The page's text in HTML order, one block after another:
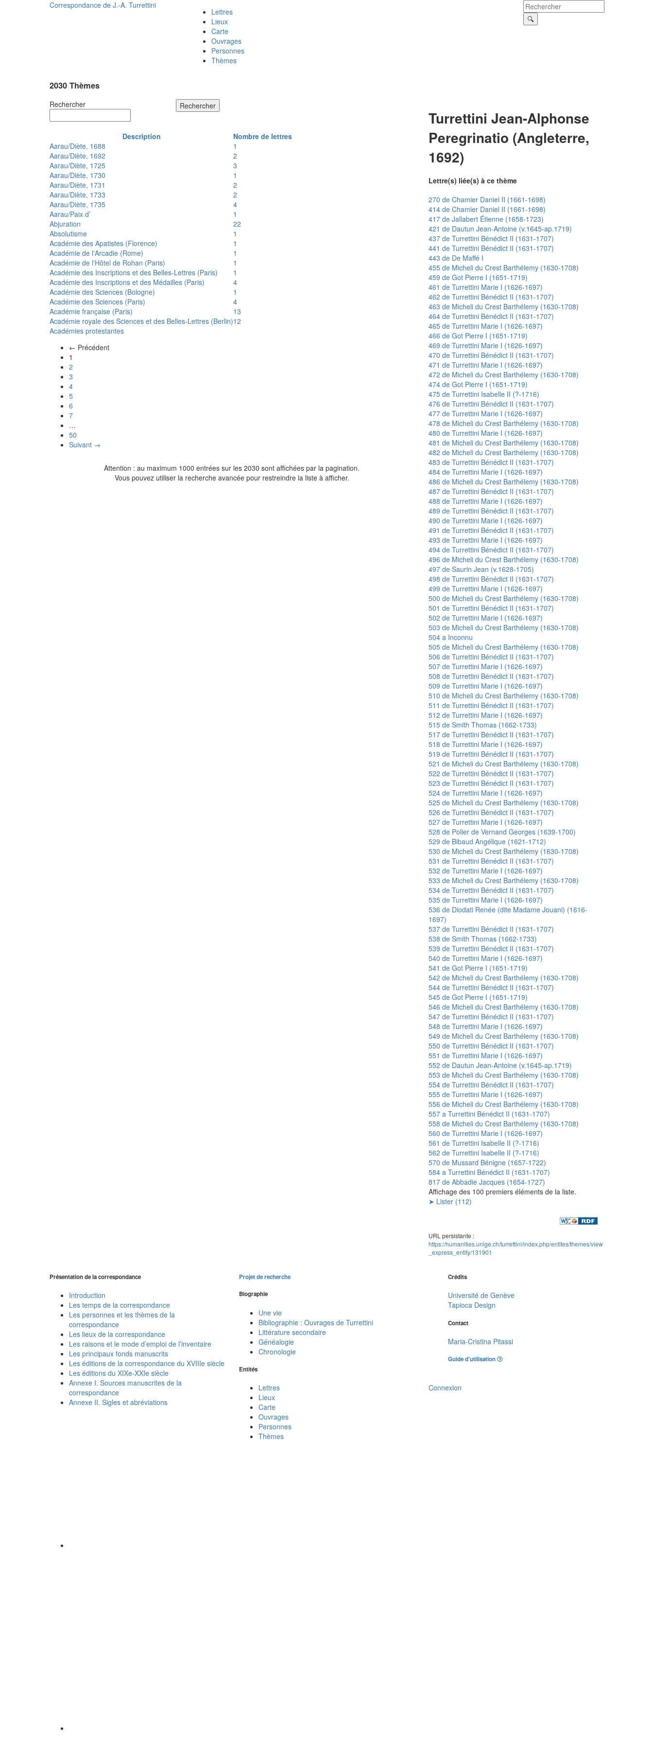
Correspondance de J.-A. Turrettini
Lettres
Lieux
Carte
Ouvrages
Personnes
Thèmes
2030 Thèmes
Rechercher Rechercher
Description
Nombre de lettres
Aarau/Diète, 1688
1
Aarau/Diète, 1692
2
Aarau/Diète, 1725
3
Aarau/Diète, 1730
1
Aarau/Diète, 1731
2
Aarau/Diète, 1733
2
Aarau/Diète, 1735
4
Aarau/Paix d’
1
Abjuration
22
Absolutisme
1
Académie des Apatistes (Florence)
1
Académie de l'Arcadie (Rome)
1
Académie de l'Hôtel de Rohan (Paris)
1
Académie des Inscriptions et des Belles-Lettres (Paris)
1
Académie des Inscriptions et des Médailles (Paris)
4
Académie des Sciences (Bologne)
1
Académie des Sciences (Paris)
4
Académie française (Paris)
13
Académie royale des Sciences et des Belles-Lettres (Berlin)12
Académies protestantes
← Précédent
1
2
3
4
5
6
7
…
50
Suivant →
Attention : au maximum 1000 entrées sur les 2030 sont affichées par la pagination.
Vous pouvez utiliser la recherche avancée pour restreindre la liste à afficher.
Turrettini Jean-Alphonse
Peregrinatio (Angleterre,
1692)
Lettre(s) liée(s) à ce thème
270 de Chamier Daniel II (1661-1698)
414 de Chamier Daniel II (1661-1698)
417 de Jallabert Étienne (1658-1723)
421 de Dautun Jean-Antoine (v.1645-ap.1719)
437 de Turrettini Bénédict II (1631-1707)
441 de Turrettini Bénédict II (1631-1707)
443 de De Maffé I
455 de Micheli du Crest Barthélemy (1630-1708)
459 de Got Pierre I (1651-1719)
461 de Turrettini Marie I (1626-1697)
462 de Turrettini Bénédict II (1631-1707)
463 de Micheli du Crest Barthélemy (1630-1708)
464 de Turrettini Bénédict II (1631-1707)
465 de Turrettini Marie I (1626-1697)
466 de Got Pierre I (1651-1719)
469 de Turrettini Marie I (1626-1697)
470 de Turrettini Bénédict II (1631-1707)
471 de Turrettini Marie I (1626-1697)
472 de Micheli du Crest Barthélemy (1630-1708)
474 de Got Pierre I (1651-1719)
475 de Turrettini Isabelle II (?-1716)
476 de Turrettini Bénédict II (1631-1707)
477 de Turrettini Marie I (1626-1697)
478 de Micheli du Crest Barthélemy (1630-1708)
480 de Turrettini Marie I (1626-1697)
481 de Micheli du Crest Barthélemy (1630-1708)
482 de Micheli du Crest Barthélemy (1630-1708)
483 de Turrettini Bénédict II (1631-1707)
484 de Turrettini Marie I (1626-1697)
486 de Micheli du Crest Barthélemy (1630-1708)
487 de Turrettini Bénédict II (1631-1707)
488 de Turrettini Marie I (1626-1697)
489 de Turrettini Bénédict II (1631-1707)
490 de Turrettini Marie I (1626-1697)
491 de Turrettini Bénédict II (1631-1707)
493 de Turrettini Marie I (1626-1697)
494 de Turrettini Bénédict II (1631-1707)
496 de Micheli du Crest Barthélemy (1630-1708)
497 de Saurin Jean (v.1628-1705)
498 de Turrettini Bénédict II (1631-1707)
499 de Turrettini Marie I (1626-1697)
500 de Micheli du Crest Barthélemy (1630-1708)
501 de Turrettini Bénédict II (1631-1707)
502 de Turrettini Marie I (1626-1697)
503 de Micheli du Crest Barthélemy (1630-1708)
504 a Inconnu
505 de Micheli du Crest Barthélemy (1630-1708)
506 de Turrettini Bénédict II (1631-1707)
507 de Turrettini Marie I (1626-1697)
508 de Turrettini Bénédict II (1631-1707)
509 de Turrettini Marie I (1626-1697)
510 de Micheli du Crest Barthélemy (1630-1708)
511 de Turrettini Bénédict II (1631-1707)
512 de Turrettini Marie I (1626-1697)
515 de Smith Thomas (1662-1733)
517 de Turrettini Bénédict II (1631-1707)
518 de Turrettini Marie I (1626-1697)
519 de Turrettini Bénédict II (1631-1707)
521 de Micheli du Crest Barthélemy (1630-1708)
522 de Turrettini Bénédict II (1631-1707)
523 de Turrettini Bénédict II (1631-1707)
524 de Turrettini Marie I (1626-1697)
525 de Micheli du Crest Barthélemy (1630-1708)
526 de Turrettini Bénédict II (1631-1707)
527 de Turrettini Marie I (1626-1697)
528 de Polier de Vernand Georges (1639-1700)
529 de Bibaud Angélique (1621-1712)
530 de Micheli du Crest Barthélemy (1630-1708)
531 de Turrettini Bénédict II (1631-1707)
532 de Turrettini Marie I (1626-1697)
533 de Micheli du Crest Barthélemy (1630-1708)
534 de Turrettini Bénédict II (1631-1707)
535 de Turrettini Marie I (1626-1697)
536 de Diodati Renée (dite Madame Jouani) (1616-
1697)
537 de Turrettini Bénédict II (1631-1707)
538 de Smith Thomas (1662-1733)
539 de Turrettini Bénédict II (1631-1707)
540 de Turrettini Marie I (1626-1697)
541 de Got Pierre I (1651-1719)
542 de Micheli du Crest Barthélemy (1630-1708)
544 de Turrettini Bénédict II (1631-1707)
545 de Got Pierre I (1651-1719)
546 de Micheli du Crest Barthélemy (1630-1708)
547 de Turrettini Bénédict II (1631-1707)
548 de Turrettini Marie I (1626-1697)
549 de Micheli du Crest Barthélemy (1630-1708)
550 de Turrettini Bénédict II (1631-1707)
551 de Turrettini Marie I (1626-1697)
552 de Dautun Jean-Antoine (v.1645-ap.1719)
553 de Micheli du Crest Barthélemy (1630-1708)
554 de Turrettini Bénédict II (1631-1707)
555 de Turrettini Marie I (1626-1697)
556 de Micheli du Crest Barthélemy (1630-1708)
557 a Turrettini Bénédict II (1631-1707)
558 de Micheli du Crest Barthélemy (1630-1708)
560 de Turrettini Marie I (1626-1697)
561 de Turrettini Isabelle II (?-1716)
562 de Turrettini Isabelle II (?-1716)
570 de Mussard Bénigne (1657-1722)
584 a Turrettini Bénédict II (1631-1707)
817 de Abbadie Jacques (1654-1727)
Affichage des 100 premiers éléments de la liste.
➤ Lister (112)
URL persistante :
https://humanities.unige.ch/turrettini/index.php/entites/themes/view
_express_entity/131901
Présentation de la correspondance
Introduction
Les temps de la correspondance
Les personnes et les thèmes de la
correspondance
Les lieux de la correspondance
Les raisons et le mode d’emploi de l’inventaire
Les principaux fonds manuscrits
Les éditions de la correspondance du XVIIIe siècle
Les éditions du XIXe-XXIe siècle
Annexe I. Sources manuscrites de la
correspondance
Annexe II. Sigles et abréviations
Projet de recherche
Biographie
Une vie
Bibliographie : Ouvrages de Turrettini
Littérature secondaire
Généalogie
Chronologie
Entités
Lettres
Lieux
Carte
Ouvrages
Personnes
Thèmes
Crédits
Université de Genève
Tapioca Design
Contact
Maria-Cristina Pitassi
Guide d'utilisation
Connexion